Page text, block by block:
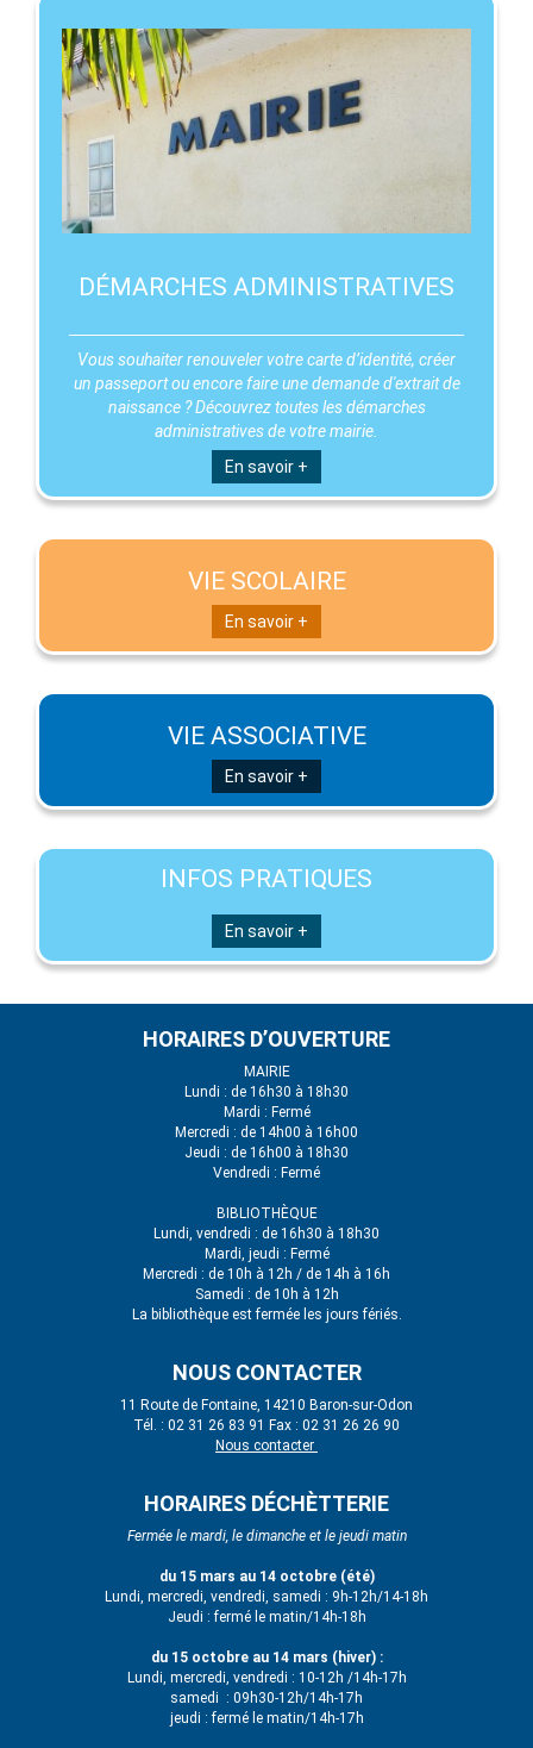
DÉMARCHES ADMINISTRATIVES
Vous souhaiter renouveler votre carte d’identité, créer
un passeport ou encore faire une demande d'extrait de
naissance ? Découvrez toutes les démarches
administratives de votre mairie.
En savoir +
VIE SCOLAIRE
En savoir +
VIE ASSOCIATIVE
En savoir +
INFOS PRATIQUES
En savoir +
HORAIRES D’OUVERTURE
MAIRIE
Lundi : de 16h30 à 18h30
Mardi : Fermé
Mercredi : de 14h00 à 16h00
Jeudi : de 16h00 à 18h30
Vendredi : Fermé
BIBLIOTHÈQUE
Lundi, vendredi : de 16h30 à 18h30
Mardi, jeudi : Fermé
Mercredi : de 10h à 12h / de 14h à 16h
Samedi : de 10h à 12h
La bibliothèque est fermée les jours fériés.
NOUS CONTACTER
11 Route de Fontaine, 14210 Baron-sur-Odon
Tél. : 02 31 26 83 91 Fax : 02 31 26 26 90
Nous contacter
HORAIRES DÉCHÈTTERIE
Fermée le mardi, le dimanche et le jeudi matin
du 15 mars au 14 octobre (été)
Lundi, mercredi, vendredi, samedi : 9h-12h/14-18h
Jeudi : fermé le matin/14h-18h
du 15 octobre au 14 mars (hiver) :
Lundi, mercredi, vendredi : 10-12h /14h-17h
samedi : 09h30-12h/14h-17h
jeudi : fermé le matin/14h-17h